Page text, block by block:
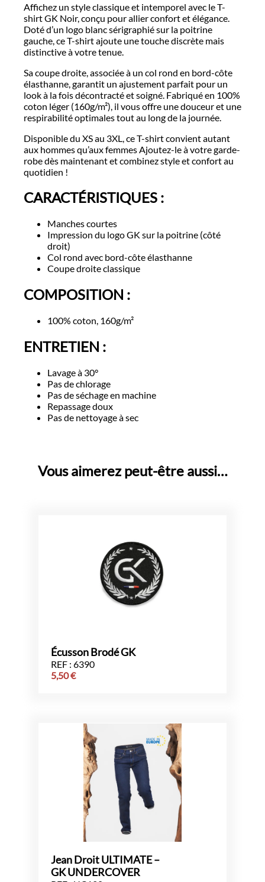
Affichez un style classique et intemporel avec le T-
shirt GK Noir, conçu pour allier confort et élégance.
Doté d’un logo blanc sérigraphié sur la poitrine
gauche, ce T-shirt ajoute une touche discrète mais
distinctive à votre tenue.
Sa coupe droite, associée à un col rond en bord-côte
élasthanne, garantit un ajustement parfait pour un
look à la fois décontracté et soigné. Fabriqué en 100%
coton léger (160g/m²), il vous offre une douceur et une
respirabilité optimales tout au long de la journée.
Disponible du XS au 3XL, ce T-shirt convient autant
aux hommes qu’aux femmes Ajoutez-le à votre garde-
robe dès maintenant et combinez style et confort au
quotidien !
CARACTÉRISTIQUES :
Manches courtes
Impression du logo GK sur la poitrine (côté
droit)
Col rond avec bord-côte élasthanne
Coupe droite classique
COMPOSITION :
100% coton, 160g/m²
ENTRETIEN :
Lavage à 30°
Pas de chlorage
Pas de séchage en machine
Repassage doux
Pas de nettoyage à sec
Vous aimerez peut-être aussi…
Écusson Brodé GK
REF : 6390
5,50€
Jean Droit ULTIMATE –
GK UNDERCOVER